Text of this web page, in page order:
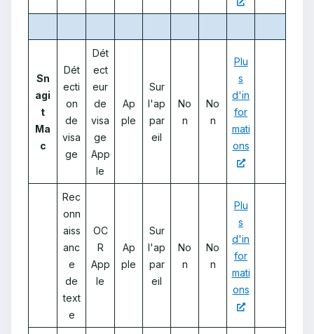
Sn
agi
t
Ma
c
Dét
ecti
on
de
visa
ge
Dét
ect
eur
de
visa
ge
App
le
Ap
ple
Sur
l'ap
par
eil
No
n
No
n
Plu
s
d'in
for
mati
ons
Rec
onn
aiss
anc
e
de
text
e
OC
R
App
le
Ap
ple
Sur
l'ap
par
eil
No
n
No
n
Plu
s
d'in
for
mati
ons